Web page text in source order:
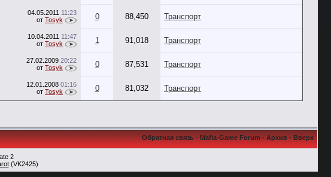
04.05.2011 11:23
от Tosyk 0 88,450 Транспорт
10.04.2011 11:47
от Tosyk 1 91,018 Транспорт
27.02.2009 20:22
от Tosyk 0 87,531 Транспорт
12.01.2008 01:16
от Tosyk 0 81,032 Транспорт
Обратная связь-Mafia-Game Forum-Архив-Вверх
2
(VK2425)